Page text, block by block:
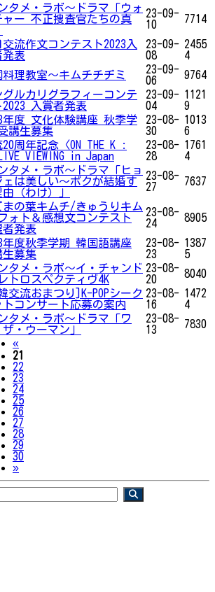
タメ・ラボ～ドラマ「ウォ
ャー 不正捜査官たちの真
23-09-
10
7714
交流作文コンテスト2023入
発表
23-09-
08
2455
4
料理教室～キムチチヂミ
23-09-
06
9764
グルカリグラフィーコンテ
2023 入賞者発表
23-09-
04
1121
9
年度 文化体験講座 秋季学
講生募集
23-08-
30
1013
6
周年記念〈ON THE K :
VIEWING in Japan
23-08-
28
1761
4
タメ・ラボ～ドラマ「ヒョ
ェは美しい～ボクが結婚す
（わけ）」
23-08-
27
7637
まの葉キムチ/きゅうりキム
ォト＆感想文コンテスト
者発表
23-08-
24
8905
年度秋季学期 韓国語講座
生募集
23-08-
23
1387
5
タメ・ラボ～イ・チャンド
トロスペクティヴ4K
23-08-
20
8040
交流おまつり]K-POPシーク
トコンサート応募の案内
23-08-
16
1472
4
タメ・ラボ～ドラマ「ワ
ザ・ウーマン」
23-08-
13
7830
«Previous
21
22
23
24
25
26
27
28
29
30
»Next